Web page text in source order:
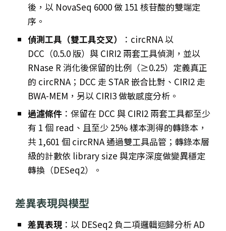
後，以 NovaSeq 6000 做 151 核苷酸的雙端定
序。
偵測工具（雙工具交叉）
：circRNA 以
DCC（0.5.0 版）與 CIRI2 兩套工具偵測，並以
RNase R 消化後保留的比例（≥0.25）定義真正
的 circRNA；DCC 走 STAR 嵌合比對、CIRI2 走
BWA-MEM，另以 CIRI3 做敏感度分析。
過濾條件 ：保留在 DCC 與 CIRI2 兩套工具都至少
有 1 個 read、且至少 25% 樣本測得的轉錄本，
共 1,601 個 circRNA 通過雙工具品管；轉錄本層
級的計數依 library size 與定序深度做變異穩定
轉換（DESeq2）。
差異表現與模型
差異表現 ：以 DESeq2 負二項邏輯迴歸分析 AD